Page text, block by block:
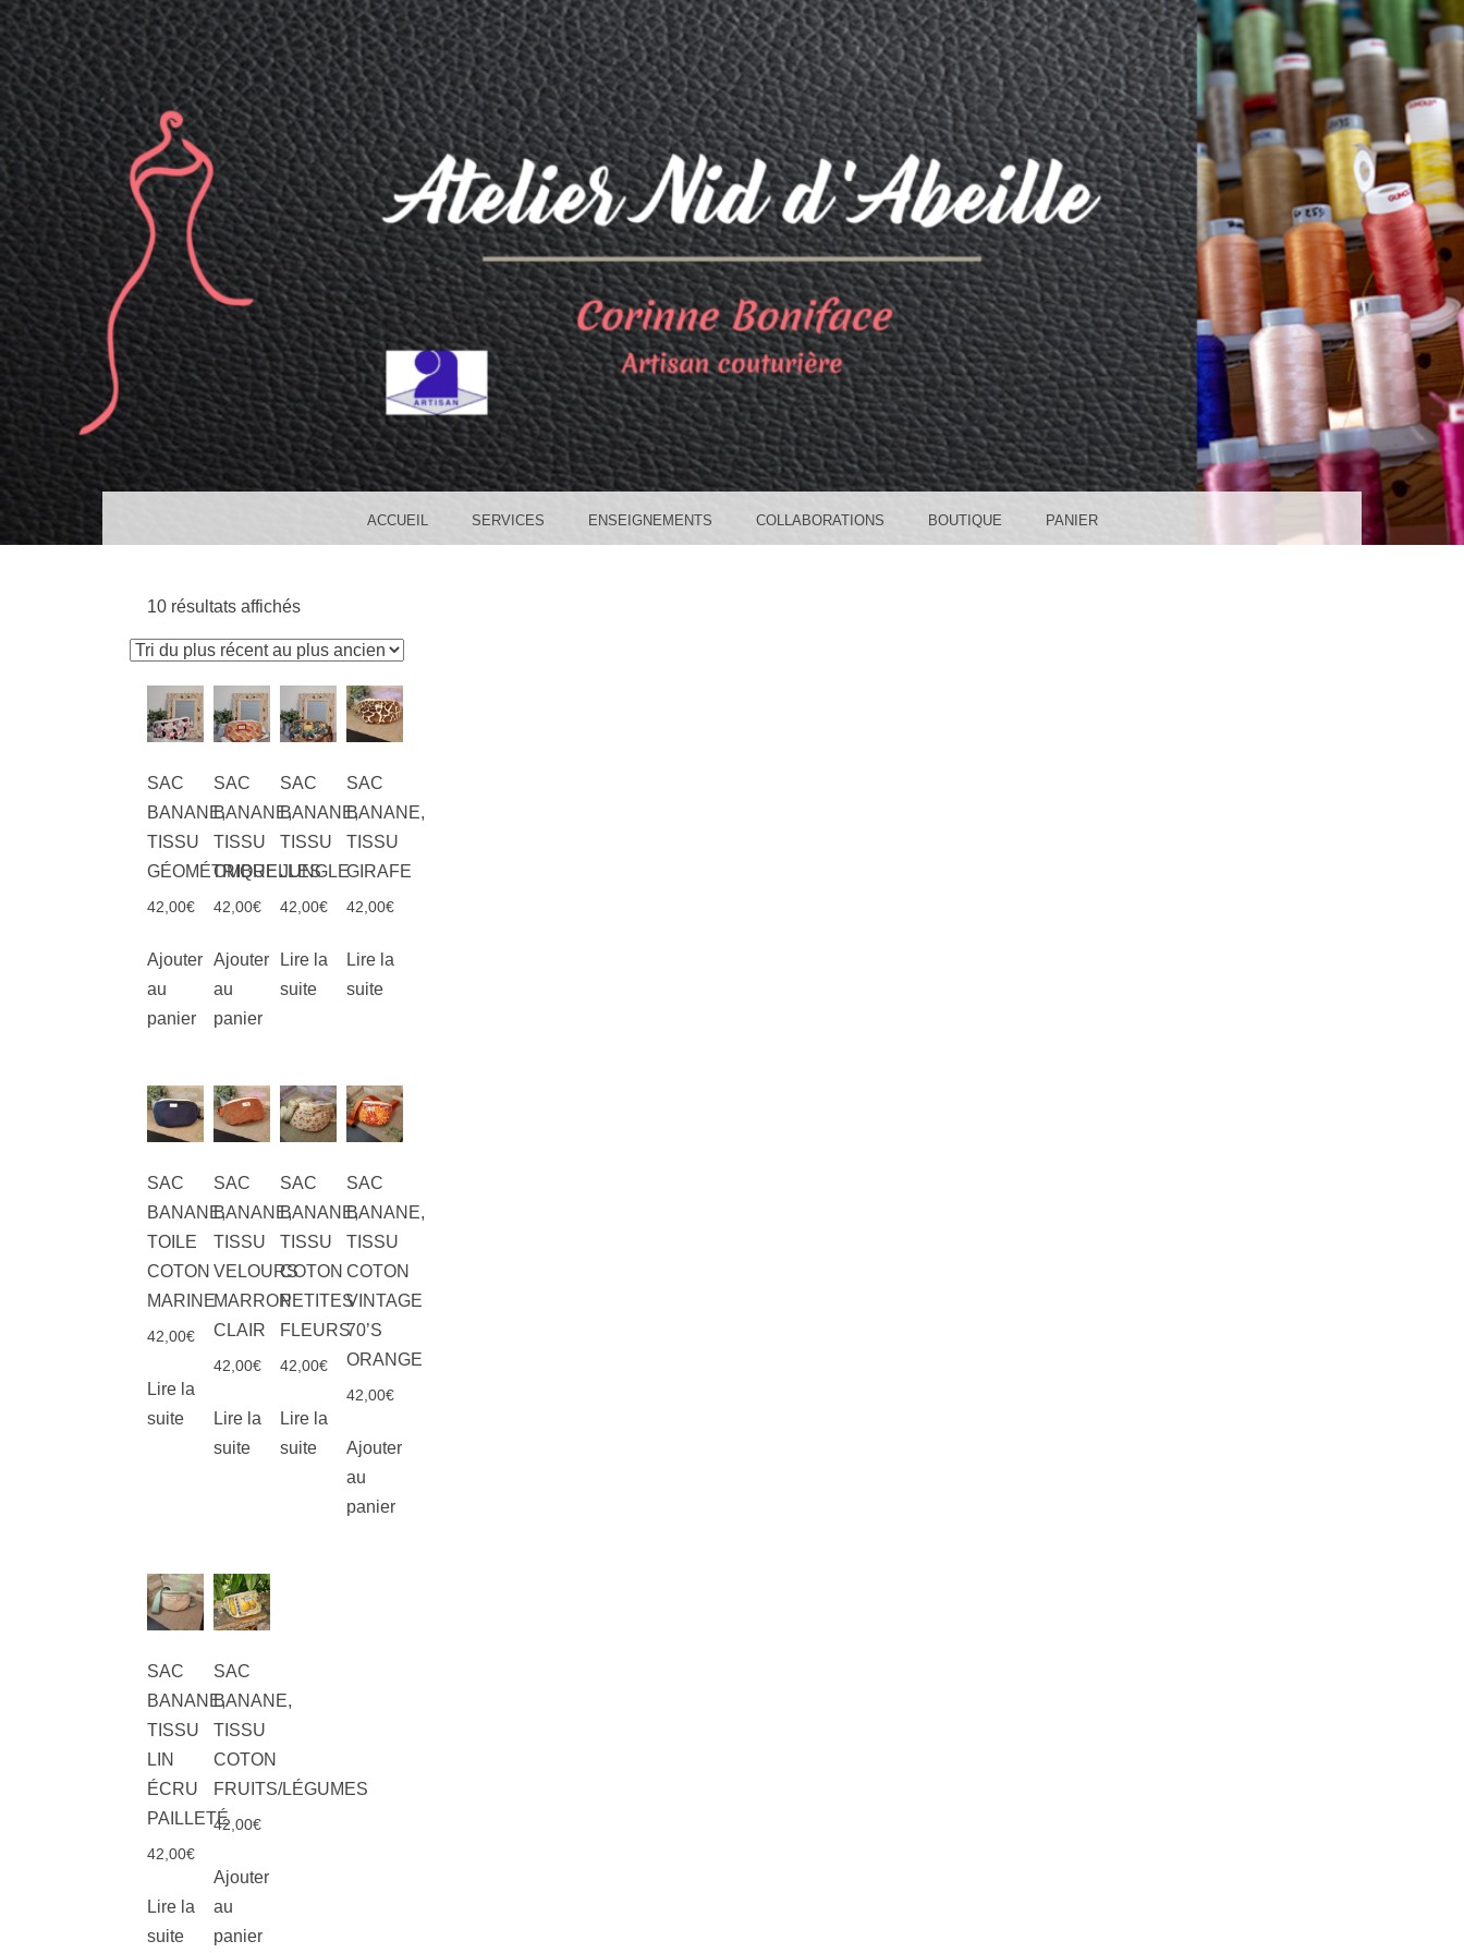
ACCUEIL SERVICES ENSEIGNEMENTS COLLABORATIONS BOUTIQUE PANIER
10 résultats affichés
SAC
BANANE,
TISSU
GÉOMÉTRIQUE
42,00€
Ajouter
au
panier
SAC
BANANE,
TISSU
OMBRELLES
42,00€
Ajouter
au
panier
SAC
BANANE,
TISSU
JUNGLE
42,00€
Lire la
suite
SAC
BANANE,
TISSU
GIRAFE
42,00€
Lire la
suite
SAC
BANANE,
TOILE
COTON
MARINE
42,00€
Lire la
suite
SAC
BANANE,
TISSU
VELOURS
MARRON
CLAIR
42,00€
Lire la
suite
SAC
BANANE,
TISSU
COTON
PETITES
FLEURS
42,00€
Lire la
suite
SAC
BANANE,
TISSU
COTON
VINTAGE
70’S
ORANGE
42,00€
Ajouter
au
panier
SAC
BANANE,
TISSU
LIN
ÉCRU
PAILLETÉ
42,00€
Lire la
suite
SAC
BANANE,
TISSU
COTON
FRUITS/LÉGUMES
42,00€
Ajouter
au
panier